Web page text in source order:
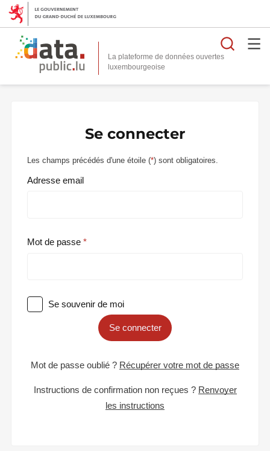
La plateforme de données ouvertes
Se connecter
Les champs précédés d'une étoile (*) sont obligatoires.
Adresse email
Mot de passe
Se souvenir de moi
Se connecter
Mot de passe oublié ? Récupérer votre mot de passe
Instructions de confirmation non reçues ? Renvoyer
les instructions